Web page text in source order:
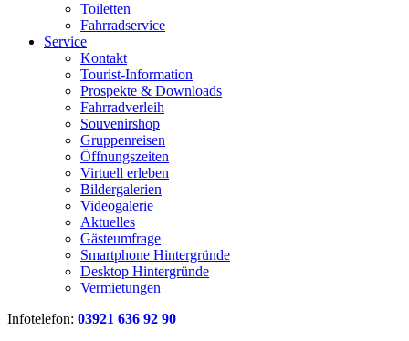
Toiletten
Fahrradservice
Service
Kontakt
Tourist-Information
Prospekte & Downloads
Fahrradverleih
Souvenirshop
Gruppenreisen
Öffnungszeiten
Virtuell erleben
Bildergalerien
Videogalerie
Aktuelles
Gästeumfrage
Smartphone Hintergründe
Desktop Hintergründe
Vermietungen
Infotelefon: 03921 636 92 90